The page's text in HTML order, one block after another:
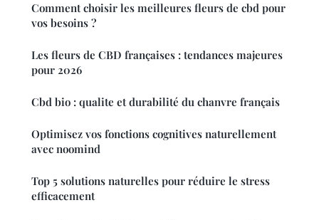
Comment choisir les meilleures fleurs de cbd pour
vos besoins ?
Les fleurs de CBD françaises : tendances majeures
pour 2026
Cbd bio : qualite et durabilité du chanvre français
Optimisez vos fonctions cognitives naturellement
avec noomind
Top 5 solutions naturelles pour réduire le stress
efficacement